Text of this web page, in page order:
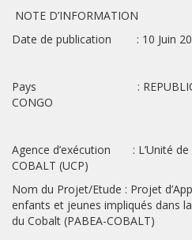
NOTE D’INFORMATION
Date de publication : 10 Juin
Pays : REPUBLIQUE
CONGO
Agence d’exécution : L’Unité de
COBALT (UCP)
Nom du Projet/Etude : Projet
enfants et jeunes impliqués dans
du Cobalt (PABEA-COBALT)